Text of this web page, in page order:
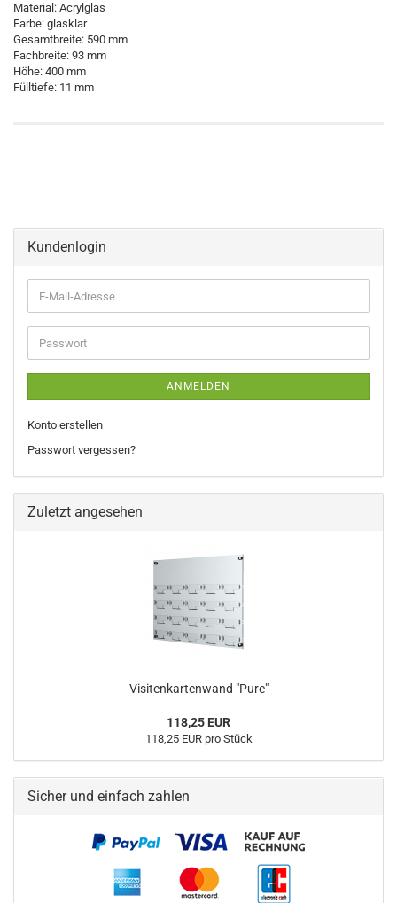
Material: Acrylglas
Farbe: glasklar
Gesamtbreite: 590 mm
Fachbreite: 93 mm
Höhe: 400 mm
Fülltiefe: 11 mm
Kundenlogin
E-
Mail-
Adresse
Passwort
ANMELDEN
Konto erstellen
Passwort vergessen?
Zuletzt angesehen
Visitenkartenwand "Pure"
118,25 EUR
118,25 EUR pro Stück
Sicher und einfach zahlen